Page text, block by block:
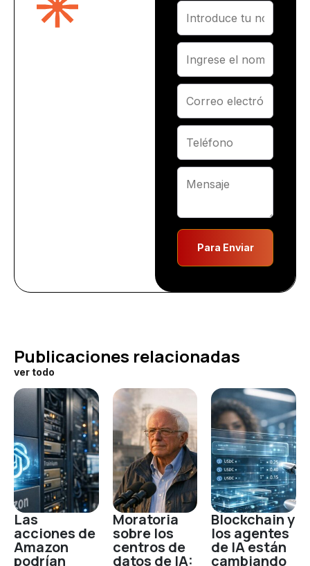
Para Enviar
Publicaciones relacionadas
ver todo
Las
acciones de
Amazon
podrían
Moratoria
sobre los
centros de
datos de IA:
Blockchain y
los agentes
de IA están
cambiando